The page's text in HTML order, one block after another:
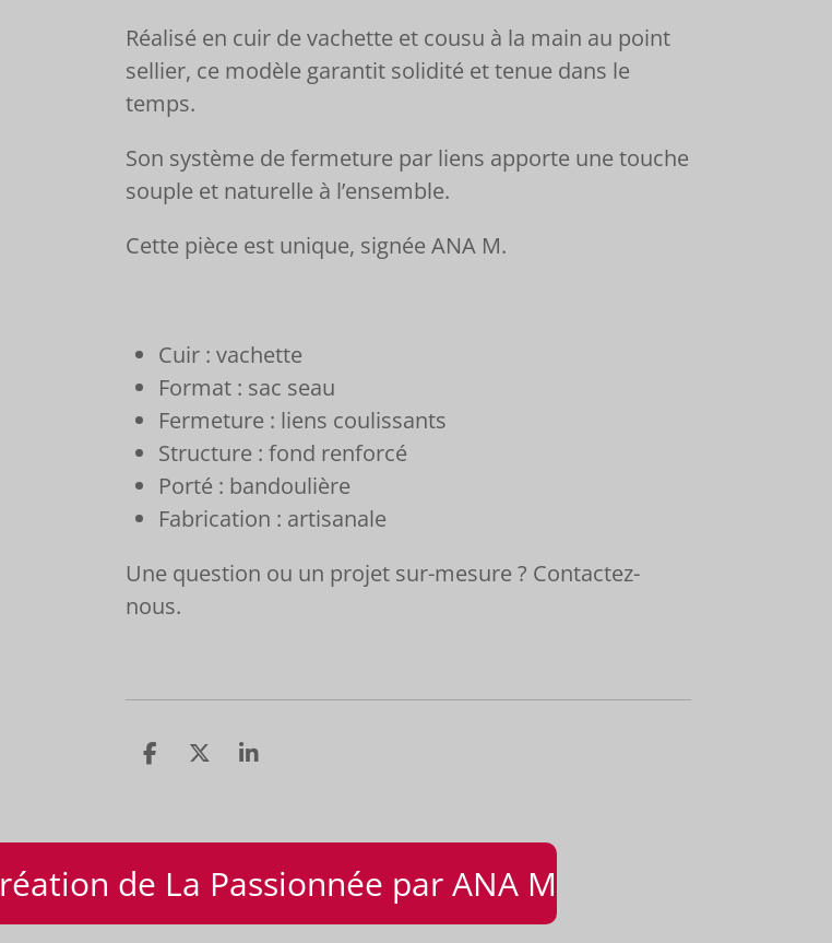
Réalisé en cuir de vachette et cousu à la main au point
sellier, ce modèle garantit solidité et tenue dans le
temps.
Son système de fermeture par liens apporte une touche
souple et naturelle à l’ensemble.
Cette pièce est unique, signée ANA M.
Cuir : vachette
Format : sac seau
Fermeture : liens coulissants
Structure : fond renforcé
Porté : bandoulière
Fabrication : artisanale
Une question ou un projet sur-mesure ? Contactez-
nous.
P
g
e
r
P
g
e
r
P
g
e
r
de La Passionnée par ANA M